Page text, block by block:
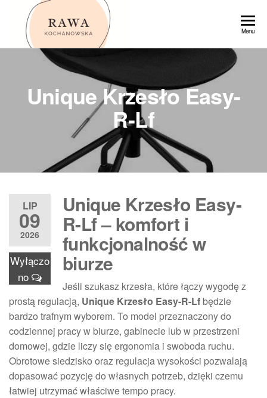
Przejdź
Menu
Unique Krzesło Easy-
R-Lf
LIP
09
2026
Wyłączo
no
Unique Krzesło Easy-
R-Lf – komfort i
funkcjonalność w
biurze
Jeśli szukasz krzesła, które łączy wygodę z
prostą regulacją, Unique Krzesło Easy-R-Lf będzie
bardzo trafnym wyborem. To model przeznaczony do
codziennej pracy w biurze, gabinecie lub w przestrzeni
domowej, gdzie liczy się ergonomia i swoboda ruchu.
Obrotowe siedzisko oraz regulacja wysokości pozwalają
dopasować pozycję do własnych potrzeb, dzięki czemu
łatwiej utrzymać właściwe tempo pracy.